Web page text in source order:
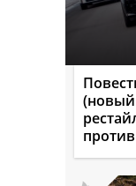
(новый